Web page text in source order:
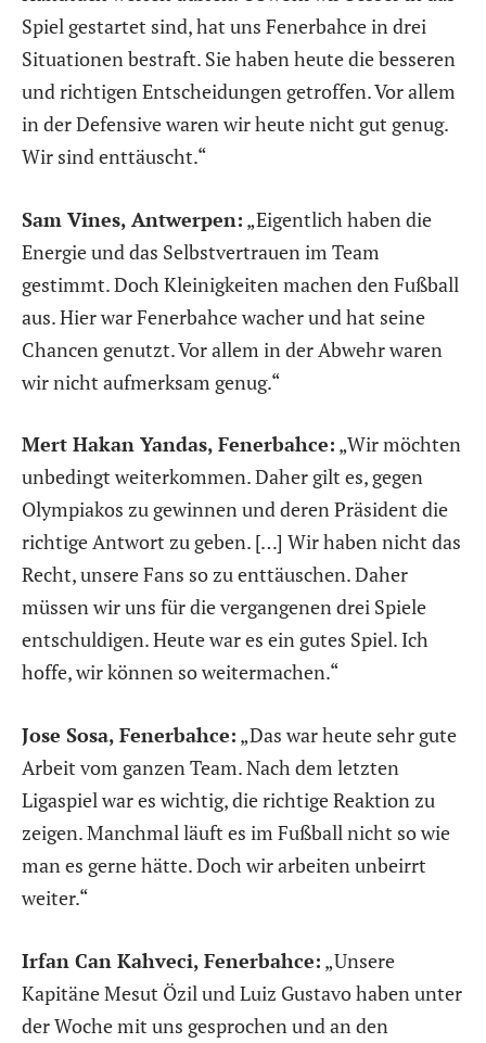
Spiel gestartet sind, hat uns Fenerbahce in drei
Situationen bestraft. Sie haben heute die besseren
und richtigen Entscheidungen getroffen. Vor allem
in der Defensive waren wir heute nicht gut genug.
Wir sind enttäuscht.“
Sam Vines, Antwerpen: „Eigentlich haben die
Energie und das Selbstvertrauen im Team
gestimmt. Doch Kleinigkeiten machen den Fußball
aus. Hier war Fenerbahce wacher und hat seine
Chancen genutzt. Vor allem in der Abwehr waren
wir nicht aufmerksam genug.“
Mert Hakan Yandas, Fenerbahce: „Wir möchten
unbedingt weiterkommen. Daher gilt es, gegen
Olympiakos zu gewinnen und deren Präsident die
richtige Antwort zu geben. […] Wir haben nicht das
Recht, unsere Fans so zu enttäuschen. Daher
müssen wir uns für die vergangenen drei Spiele
entschuldigen. Heute war es ein gutes Spiel. Ich
hoffe, wir können so weitermachen.“
Jose Sosa, Fenerbahce: „Das war heute sehr gute
Arbeit vom ganzen Team. Nach dem letzten
Ligaspiel war es wichtig, die richtige Reaktion zu
zeigen. Manchmal läuft es im Fußball nicht so wie
man es gerne hätte. Doch wir arbeiten unbeirrt
weiter.“
Irfan Can Kahveci, Fenerbahce: „Unsere
Kapitäne Mesut Özil und Luiz Gustavo haben unter
der Woche mit uns gesprochen und an den